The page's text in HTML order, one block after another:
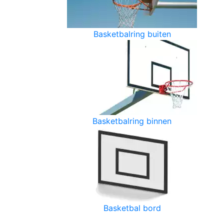
Basketbalring buiten
Basketbalring binnen
Basketbal bord